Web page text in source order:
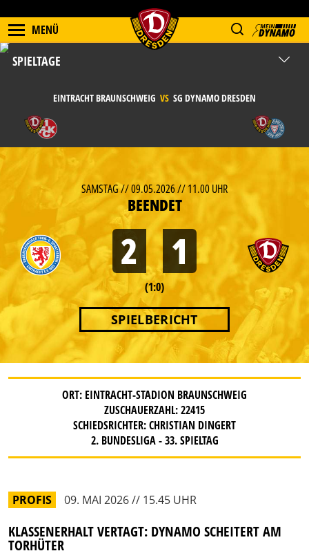
MENÜ
SPIELTAGE
EINTRACHT BRAUNSCHWEIG VS SG DYNAMO DRESDEN
SAMSTAG // 09.05.2026 // 11.00 UHR
BEENDET
2 1
(1:0)
SPIELBERICHT
ORT: EINTRACHT-STADION BRAUNSCHWEIG
ZUSCHAUERZAHL: 22415
SCHIEDSRICHTER: CHRISTIAN DINGERT
2. BUNDESLIGA - 33. SPIELTAG
PROFIS 09. MAI 2026 // 15.45 UHR
KLASSENERHALT VERTAGT: DYNAMO SCHEITERT AM
TORHÜTER